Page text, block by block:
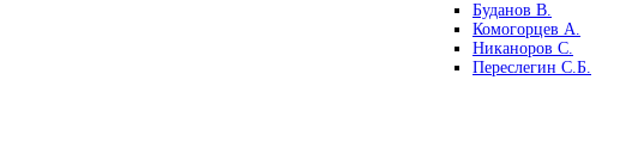
Буданов В.
Комогорцев А.
Никаноров С.
Переслегин С.Б.